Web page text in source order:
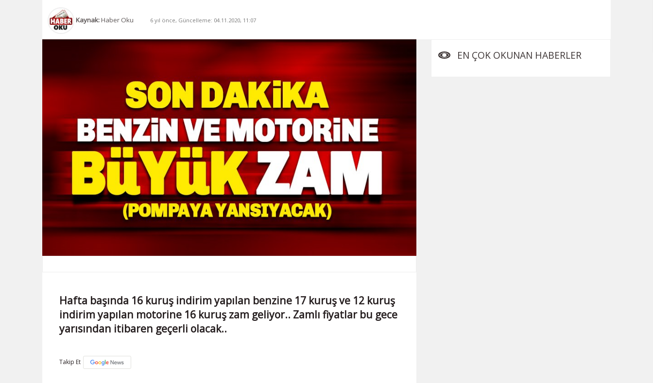
Kaynak:Haber Oku 6 yıl önce, Güncelleme: 04.11.2020, 11:07
Hafta başında 16 kuruş indirim yapılan benzine 17 kuruş ve 12 kuruş
indirim yapılan motorine 16 kuruş zam geliyor.. Zamlı fiyatlar bu gece
yarısından itibaren geçerli olacak..
Takip Et
EN ÇOK OKUNAN HABERLER